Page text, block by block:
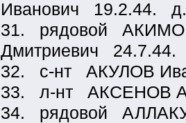
Иванович 19.2.44.
31. рядовой
Дмитриевич
32. с-нт АКУЛОВ
33. л-нт АКСЕНОВ
34. рядовой